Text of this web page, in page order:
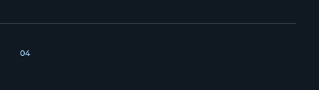
04